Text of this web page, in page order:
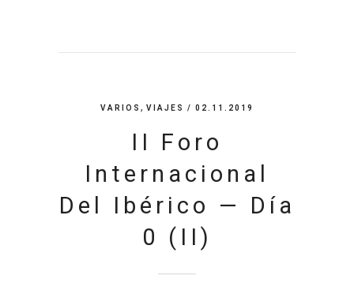
VARIOS , VIAJES / 02.11.2019
II Foro
Internacional
Del Ibérico — Día
0 (II)